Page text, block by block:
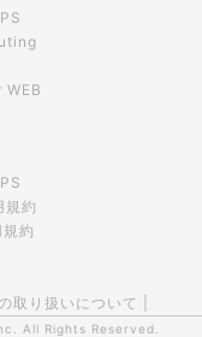
WEB
規約
約
取り扱いについて
All Rights Reserved.